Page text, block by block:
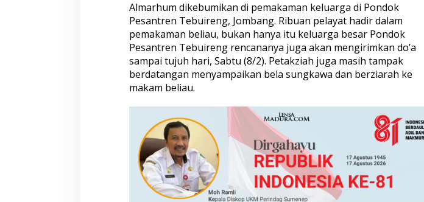
a
y
n
a
n
M
a
k
a
n
I
s
t
i
m
e
w
Almarhum dikebumikan di pemakaman keluarga di Pondok
Pesantren Tebuireng, Jombang. Ribuan pelayat hadir dalam
pemakaman beliau, bukan hanya itu keluarga besar Pondok
Pesantren Tebuireng rencananya juga akan mengirimkan do’a
sampai tujuh hari, Sabtu (8/2). Petakziah juga masih tampak
berdatangan menyampaikan bela sungkawa dan berziarah ke
makam beliau.